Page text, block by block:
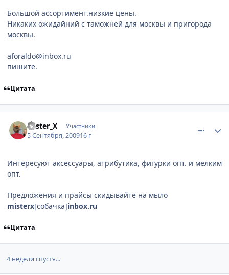
Большой ассортимент.низкие цены.
Никаких ожидайний с таможней для москвы и пригорода
москвы.
aforaldo@inbox.ru
пишите.
Цитата
Mister_X Участники
5 Сентября, 200916 г
Интересуют аксессуары, атрибутика, фигурки опт. и мелким
опт.
Предложения и прайсы скидывайте на мыло
misterx[собачка]inbox.ru
Цитата
4 недели спустя...